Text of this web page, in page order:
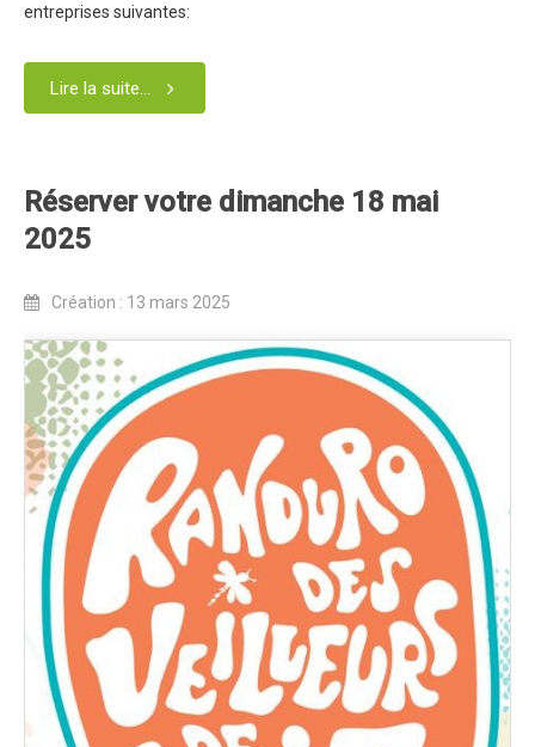
Programme 2023
Plans des spéciales 2023
Règlement 2023
Règlement 2022
Dossier de presse 2022
Affiche 2022
Partenaires 2022
Plans des spéciales 2022
Résultats 2022
Photos 2022
Edition 2020
Blog 2020
Dossier de Presse 2020
entreprises suivantes:
Lire la suite...
Réserver votre dimanche 18 mai
2025
Création : 13 mars 2025